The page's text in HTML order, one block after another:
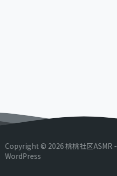
Copyright © 2026 桃桃社区ASMR -
WordPress